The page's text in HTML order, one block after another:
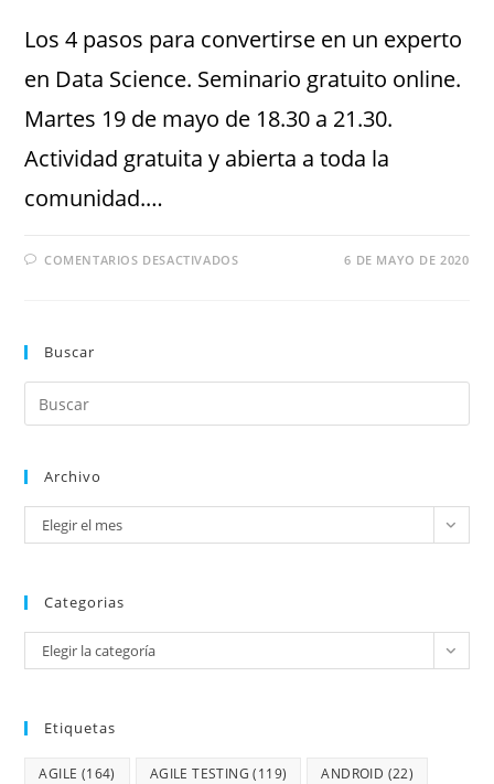
Los 4 pasos para convertirse en un experto
en Data Science. Seminario gratuito online.
Martes 19 de mayo de 18.30 a 21.30.
Actividad gratuita y abierta a toda la
comunidad.…
COMENTARIOS DESACTIVADOS 6 DE MAYO DE 2020
Buscar
Archivo
Elegir el mes
Categorias
Elegir la categoría
Etiquetas
AGILE (164) AGILE TESTING (119) ANDROID (22)